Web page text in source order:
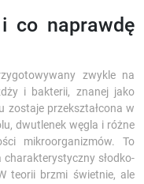
co naprawdę
zwykle na
i bakterii, znanej jako
zostaje przekształcona w
dwutlenek węgla i różne
mikroorganizmów. To
słodko-
teorii brzmi świetnie, ale